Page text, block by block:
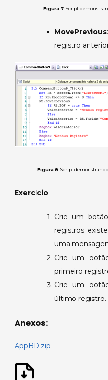
Figura 7: Script
MovePrevious
registro
Figura 8: Script
Exercício
Crie um
registros
uma
Crie um
primeiro
Crie um
último registro.
Anexos:
AppBD.zip